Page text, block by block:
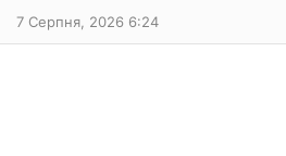
7 Серпня, 2026 6:24